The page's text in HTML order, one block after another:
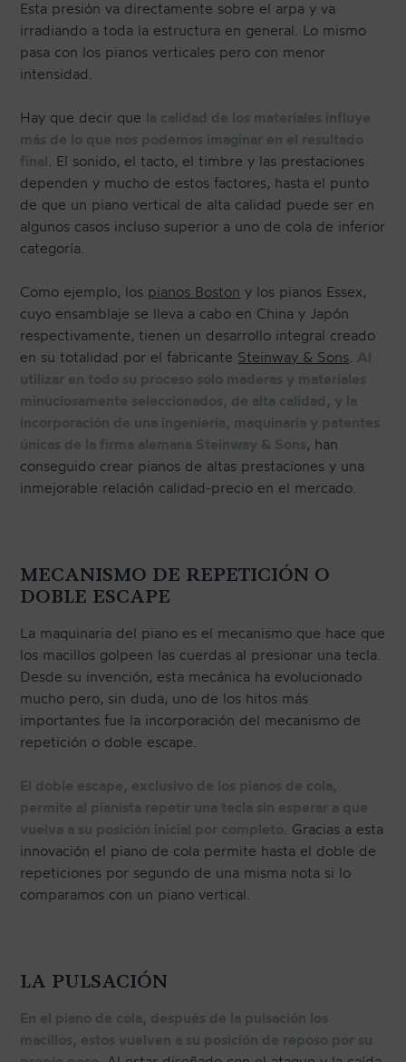
Esta presión va directamente sobre el arpa y va
irradiando a toda la estructura en general. Lo mismo
pasa con los pianos verticales pero con menor
intensidad.
Hay que decir que la calidad de los materiales influye
más de lo que nos podemos imaginar en el resultado
final . El sonido, el tacto, el timbre y las prestaciones
dependen y mucho de estos factores, hasta el punto
de que un piano vertical de alta calidad puede ser en
algunos casos incluso superior a uno de cola de inferior
categoría.
Como ejemplo, los pianos Boston y los pianos Essex,
cuyo ensamblaje se lleva a cabo en China y Japón
respectivamente, tienen un desarrollo integral creado
en su totalidad por el fabricante Steinway & Sons Al
utilizar en todo su proceso solo maderas y materiales
minuciosamente seleccionados, de alta calidad, y la
incorporación de una ingeniería, maquinaria y patentes
únicas de la firma alemana Steinway & Sons, han
conseguido crear pianos de altas prestaciones y una
inmejorable relación calidad-precio en el mercado.
MECANISMO DE REPETICIÓN O
DOBLE ESCAPE
La maquinaria del piano es el mecanismo que hace que
los macillos golpeen las cuerdas al presionar una tecla.
Desde su invención, esta mecánica ha evolucionado
mucho pero, sin duda, uno de los hitos más
importantes fue la incorporación del mecanismo de
repetición o doble escape.
El doble escape, exclusivo de los pianos de cola,
permite al pianista repetir una tecla sin esperar a que
vuelva a su posición inicial por completo . Gracias a esta
innovación el piano de cola permite hasta el doble de
repeticiones por segundo de una misma nota si lo
comparamos con un piano vertical.
LA PULSACIÓN
En el piano de cola, después de la pulsación los
macillos, estos vuelven a su posición de reposo por su